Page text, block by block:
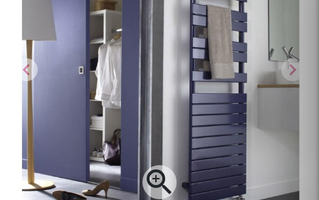
chevron_left

chevron_right